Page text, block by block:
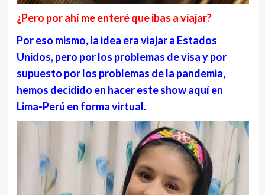
¿Pero por ahí me enteré que ibas a viajar?
Por eso mismo, la idea era viajar a Estados
Unidos, pero por los problemas de visa y por
supuesto por los problemas de la pandemia,
hemos decidido en hacer este show aquí en
Lima-Perú en forma virtual.